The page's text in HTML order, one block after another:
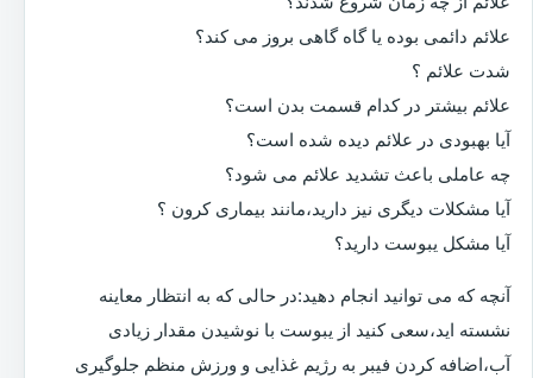
علائم دائمی بوده یا گاه گاهی بروز می کند؟
شدت علائم ؟
علائم بیشتر در کدام قسمت بدن است؟
آیا بهبودی در علائم دیده شده است؟
چه عاملی باعث تشدید علائم می شود؟
آیا مشکلات دیگری نیز دارید،مانند بیماری کرون ؟
آیا مشکل یبوست دارید؟
آنچه که می توانید انجام دهید:در حالی که به انتظار معاینه
نشسته اید،سعی کنید از یبوست با نوشیدن مقدار زیادی
آب،اضافه کردن فیبر به رژیم غذایی و ورزش منظم جلوگیری